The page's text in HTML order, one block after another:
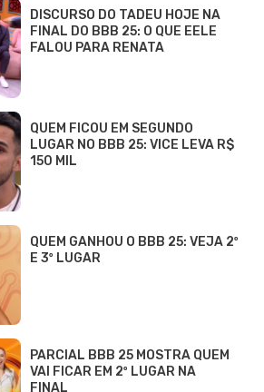
DISCURSO DO TADEU HOJE NA
FINAL DO BBB 25: O QUE EELE
FALOU PARA RENATA
QUEM FICOU EM SEGUNDO
LUGAR NO BBB 25: VICE LEVA R$
150 MIL
QUEM GANHOU O BBB 25: VEJA 2º
E 3º LUGAR
PARCIAL BBB 25 MOSTRA QUEM
VAI FICAR EM 2º LUGAR NA
FINAL